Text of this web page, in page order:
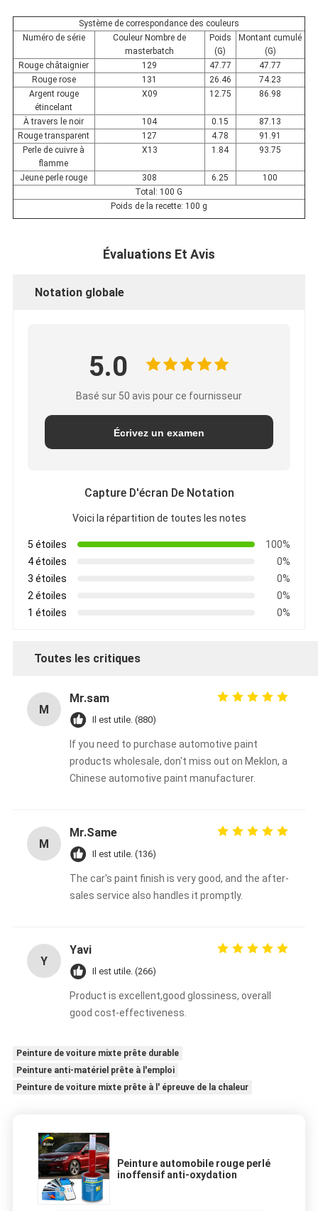
Système de correspondance des couleurs
Numéro de série
Couleur Nombre de
masterbatch
Poids
(G)
Montant cumulé
(G)
Rouge châtaignier
129 47.77
47.77
Rouge rose
131 26.46
74.23
Argent rouge
étincelant
X09 12.75 86.98
À travers le noir 104 0.15
87.13
Rouge transparent
127 4.78
91.91
Perle de cuivre à
flamme
X13 1.84 93.75
Jeune perle rouge 308 6.25
100
Total: 100 G
Poids de la recette: 100 g
Évaluations Et Avis
Notation globale
5.0
Basé sur 50 avis pour ce fournisseur
Écrivez un examen
Capture D'écran De Notation
Voici la répartition de toutes les notes
5 étoiles
100%
4 étoiles
0%
3 étoiles
0%
2 étoiles
0%
1 étoiles
0%
Toutes les critiques
M
Mr.sam
Il est utile. (880)
If you need to purchase automotive paint
products wholesale, don't miss out on Meklon, a
Chinese automotive paint manufacturer.
M
Mr.Same
Il est utile. (136)
The car's paint finish is very good, and the after-
sales service also handles it promptly.
Y
Yavi
Il est utile. (266)
Product is excellent,good glossiness, overall
good cost-effectiveness.
Peinture de voiture mixte prête durable
Peinture anti-matériel prête à l'emploi
Peinture de voiture mixte prête à l' épreuve de la chaleur
Peinture automobile rouge perlé
inoffensif anti-oxydation